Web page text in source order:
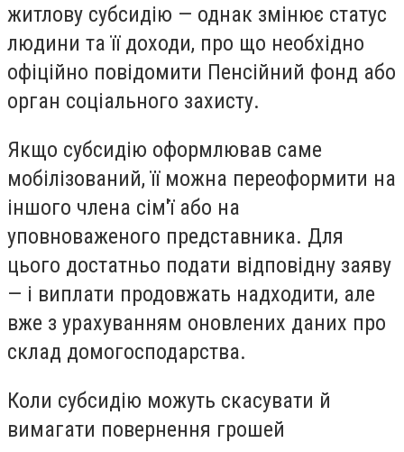
житлову субсидію — однак змінює статус
людини та її доходи, про що необхідно
офіційно повідомити Пенсійний фонд або
орган соціального захисту.
Якщо субсидію оформлював саме
мобілізований, її можна переоформити на
іншого члена сім'ї або на
уповноваженого представника. Для
цього достатньо подати відповідну заяву
— і виплати продовжать надходити, але
вже з урахуванням оновлених даних про
склад домогосподарства.
Коли субсидію можуть скасувати й
вимагати повернення грошей